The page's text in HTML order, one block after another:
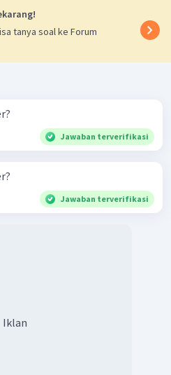
tanya soal ke Forum
Jawaban terverifikasi
Jawaban terverifikasi
Iklan